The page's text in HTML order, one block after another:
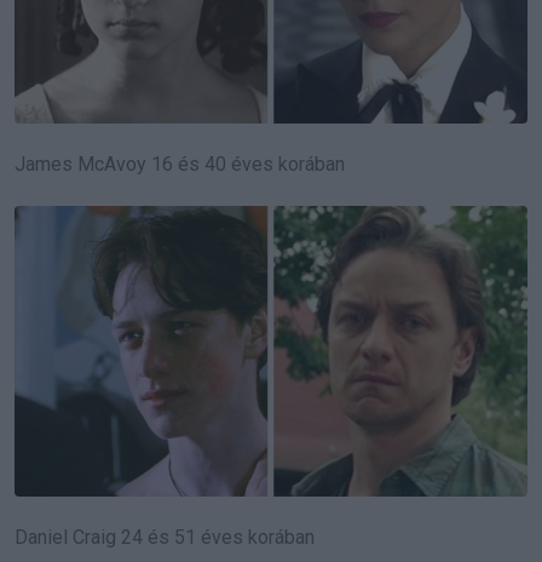
James McAvoy 16 és 40 éves korában
Daniel Craig 24 és 51 éves korában